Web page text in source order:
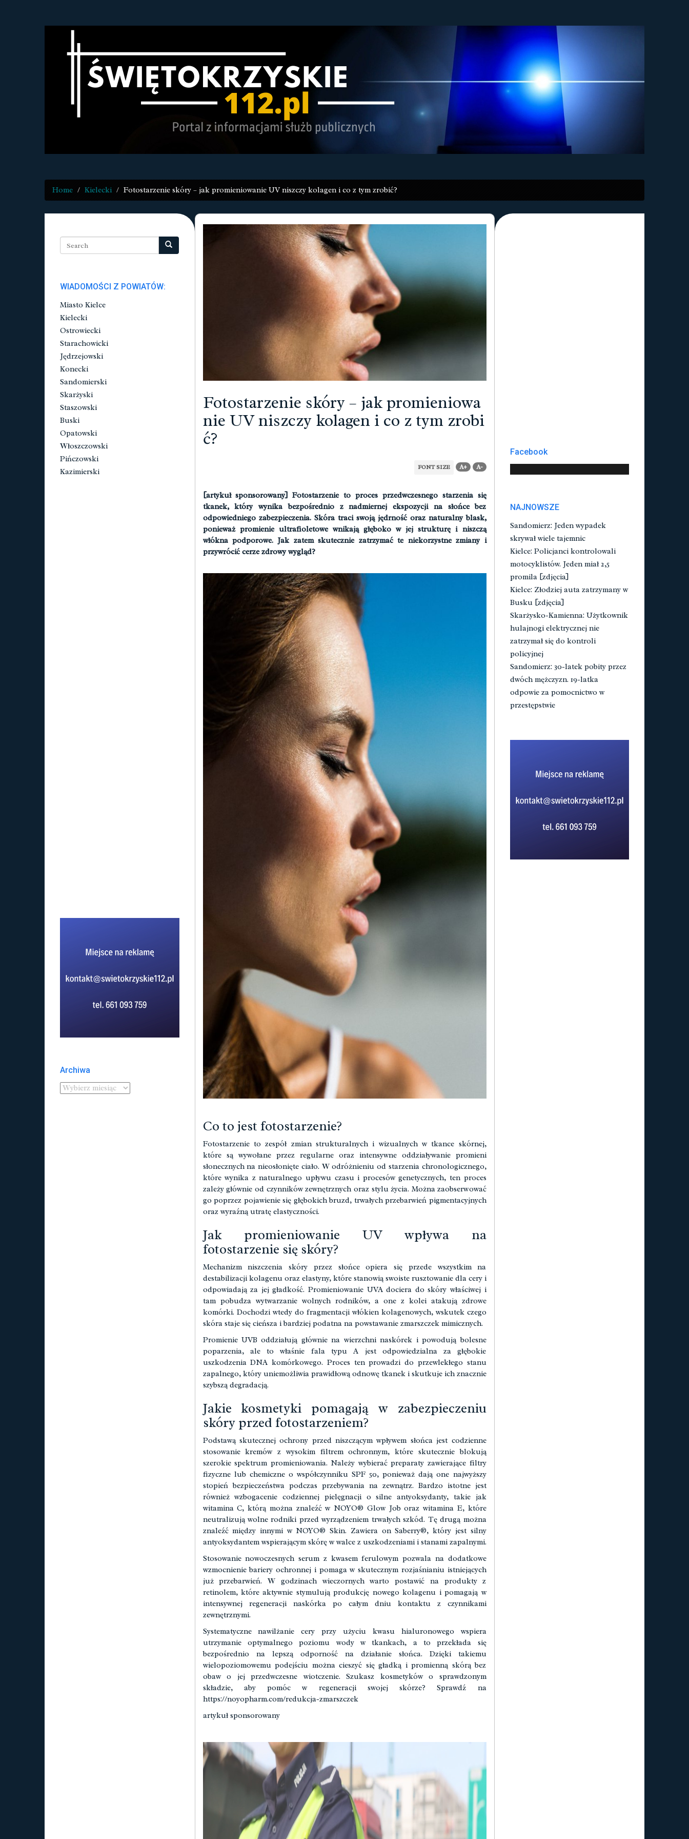
Home Kielecki Fotostarzenie skóry – jak promieniowanie UV niszczy kolagen i co z tym zrobić?
Fotostarzenie skóry – jak promieniowa
nie UV niszczy kolagen i co z tym zrobi
ć?
FONT SIZE A+ A-
[artykuł sponsorowany] Fotostarzenie to proces przedwczesnego starzenia się
tkanek, który wynika bezpośrednio z nadmiernej ekspozycji na słońce bez
odpowiedniego zabezpieczenia. Skóra traci swoją jędrność oraz naturalny blask,
ponieważ promienie ultrafioletowe wnikają głęboko w jej strukturę i niszczą
włókna podporowe. Jak zatem skutecznie zatrzymać te niekorzystne zmiany i
przywrócić cerze zdrowy wygląd?
Co to jest fotostarzenie?
Fotostarzenie to zespół zmian strukturalnych i wizualnych w tkance skórnej,
które są wywołane przez regularne oraz intensywne oddziaływanie promieni
słonecznych na nieosłonięte ciało. W odróżnieniu od starzenia chronologicznego,
które wynika z naturalnego upływu czasu i procesów genetycznych, ten proces
zależy głównie od czynników zewnętrznych oraz stylu życia. Można zaobserwować
go poprzez pojawienie się głębokich bruzd, trwałych przebarwień pigmentacyjnych
oraz wyraźną utratę elastyczności.
Jak promieniowanie UV wpływa na
fotostarzenie się skóry?
Mechanizm niszczenia skóry przez słońce opiera się przede wszystkim na
destabilizacji kolagenu oraz elastyny, które stanowią swoiste rusztowanie dla cery i
odpowiadają za jej gładkość. Promieniowanie UVA dociera do skóry właściwej i
tam pobudza wytwarzanie wolnych rodników, a one z kolei atakują zdrowe
komórki. Dochodzi wtedy do fragmentacji włókien kolagenowych, wskutek czego
skóra staje się cieńsza i bardziej podatna na powstawanie zmarszczek mimicznych.
Promienie UVB oddziałują głównie na wierzchni naskórek i powodują bolesne
poparzenia, ale to właśnie fala typu A jest odpowiedzialna za głębokie
uszkodzenia DNA komórkowego. Proces ten prowadzi do przewlekłego stanu
zapalnego, który uniemożliwia prawidłową odnowę tkanek i skutkuje ich znacznie
szybszą degradacją.
Jakie kosmetyki pomagają w zabezpieczeniu
skóry przed fotostarzeniem?
Podstawą skutecznej ochrony przed niszczącym wpływem słońca jest codzienne
stosowanie kremów z wysokim filtrem ochronnym, które skutecznie blokują
szerokie spektrum promieniowania. Należy wybierać preparaty zawierające filtry
fizyczne lub chemiczne o współczynniku SPF 50, ponieważ dają one najwyższy
stopień bezpieczeństwa podczas przebywania na zewnątrz. Bardzo istotne jest
również wzbogacenie codziennej pielęgnacji o silne antyoksydanty, takie jak
witamina C, którą można znaleźć w NOYO® Glow Job oraz witamina E, które
neutralizują wolne rodniki przed wyrządzeniem trwałych szkód. Tę drugą można
znaleźć między innymi w NOYO® Skin. Zawiera on Saberry®, który jest silny
antyoksydantem wspierającym skórę w walce z uszkodzeniami i stanami zapalnymi.
Stosowanie nowoczesnych serum z kwasem ferulowym pozwala na dodatkowe
wzmocnienie bariery ochronnej i pomaga w skutecznym rozjaśnianiu istniejących
już przebarwień. W godzinach wieczornych warto postawić na produkty z
retinolem, które aktywnie stymulują produkcję nowego kolagenu i pomagają w
intensywnej regeneracji naskórka po całym dniu kontaktu z czynnikami
zewnętrznymi.
Systematyczne nawilżanie cery przy użyciu kwasu hialuronowego wspiera
utrzymanie optymalnego poziomu wody w tkankach, a to przekłada się
bezpośrednio na lepszą odporność na działanie słońca. Dzięki takiemu
wielopoziomowemu podejściu można cieszyć się gładką i promienną skórą bez
obaw o jej przedwczesne wiotczenie. Szukasz kosmetyków o sprawdzonym
składzie, aby pomóc w regeneracji swojej skórze? Sprawdź na
https://noyopharm.com/redukcja-zmarszczek
artykuł sponsorowany
WIADOMOŚCI Z POWIATÓW:
Miasto Kielce
Kielecki
Ostrowiecki
Starachowicki
Jędrzejowski
Konecki
Sandomierski
Skarżyski
Staszowski
Buski
Opatowski
Włoszczowski
Pińczowski
Kazimierski
Archiwa
Facebook
NAJNOWSZE
Sandomierz: Jeden wypadek
skrywał wiele tajemnic
Kielce: Policjanci kontrolowali
motocyklistów. Jeden miał 2,5
promila [zdjęcia]
Kielce: Złodziej auta zatrzymany w
Busku [zdjęcia]
Skarżysko-Kamienna: Użytkownik
hulajnogi elektrycznej nie
zatrzymał się do kontroli
policyjnej
Sandomierz: 30-latek pobity przez
dwóch mężczyzn. 19-latka
odpowie za pomocnictwo w
przestępstwie